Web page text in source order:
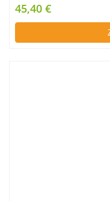
45,40 €